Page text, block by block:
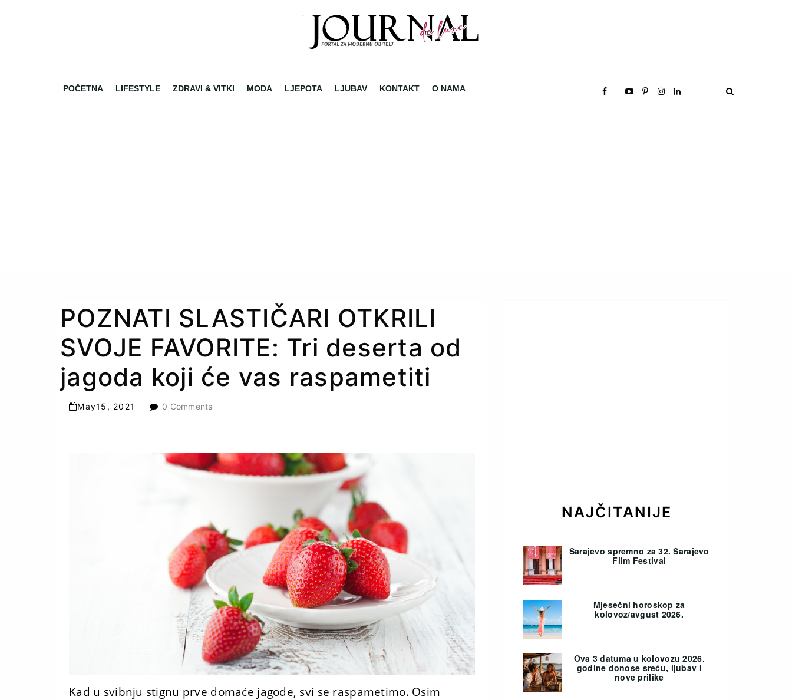
POČETNA LIFESTYLE ZDRAVI & VITKI MODA LJEPOTA LJUBAV KONTAKT O NAMA
POZNATI SLASTIČARI OTKRILI
SVOJE FAVORITE: Tri deserta od
jagoda koji će vas raspametiti
May15 , 2021 0 Comments
Kad u svibnju stignu prve domaće jagode, svi se raspametimo. Osim
NAJČITANIJE
Sarajevo spremno za 32. Sarajevo
Film Festival
Mjesečni horoskop za
kolovoz/avgust 2026.
Ova 3 datuma u kolovozu 2026.
godine donose sreću, ljubav i
nove prilike